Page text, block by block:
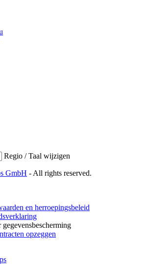
Regio / Taal wijzigen
GmbH - All rights reserved.
en herroepingsbeleid
opzeggen